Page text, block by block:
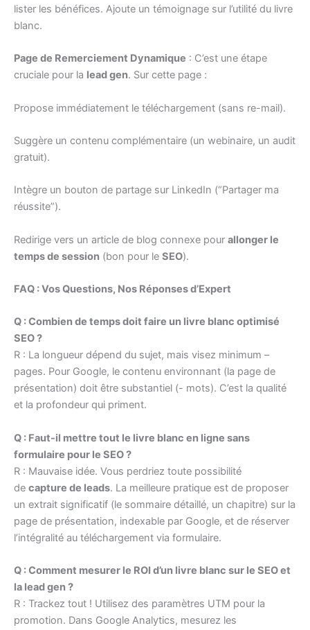
lister les bénéfices. Ajoute un témoignage sur l’utilité du livre
blanc.
Page de Remerciement Dynamique : C’est une étape
cruciale pour la lead gen. Sur cette page :
Propose immédiatement le téléchargement (sans re-mail).
Suggère un contenu complémentaire (un webinaire, un audit
gratuit).
Intègre un bouton de partage sur LinkedIn (“Partager ma
réussite”).
Redirige vers un article de blog connexe pour allonger le
temps de session (bon pour le SEO).
FAQ : Vos Questions, Nos Réponses d’Expert
Q : Combien de temps doit faire un livre blanc optimisé
SEO ?
R : La longueur dépend du sujet, mais visez minimum –
pages. Pour Google, le contenu environnant (la page de
présentation) doit être substantiel (- mots). C’est la qualité
et la profondeur qui priment.
Q : Faut-il mettre tout le livre blanc en ligne sans
formulaire pour le SEO ?
R : Mauvaise idée. Vous perdriez toute possibilité
de capture de leads. La meilleure pratique est de proposer
un extrait significatif (le sommaire détaillé, un chapitre) sur la
page de présentation, indexable par Google, et de réserver
l’intégralité au téléchargement via formulaire.
Q : Comment mesurer le ROI d’un livre blanc sur le SEO et
la lead gen ?
R : Trackez tout ! Utilisez des paramètres UTM pour la
promotion. Dans Google Analytics, mesurez les